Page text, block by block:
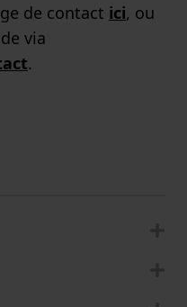
de contact ici, ou
via
.